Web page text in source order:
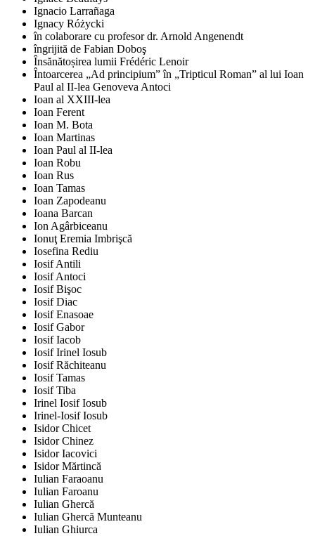
Ignacio Larrañaga
Ignacy Różycki
în colaborare cu profesor dr. Arnold Angenendt
îngrijită de Fabian Doboş
Însănătoșirea lumii Frédéric Lenoir
Întoarcerea „Ad principium” în „Tripticul Roman” al lui Ioan
Paul al II-lea Genoveva Antoci
Ioan al XXIII-lea
Ioan Ferent
Ioan M. Bota
Ioan Martinas
Ioan Paul al II-lea
Ioan Robu
Ioan Rus
Ioan Tamas
Ioan Zapodeanu
Ioana Barcan
Ion Agârbiceanu
Ionuţ Eremia Imbrişcă
Iosefina Rediu
Iosif Antili
Iosif Antoci
Iosif Bişoc
Iosif Diac
Iosif Enasoae
Iosif Gabor
Iosif Iacob
Iosif Irinel Iosub
Iosif Răchiteanu
Iosif Tamas
Iosif Tiba
Irinel Iosif Iosub
Irinel-Iosif Iosub
Isidor Chicet
Isidor Chinez
Isidor Iacovici
Isidor Mărtincă
Iulian Faraoanu
Iulian Faroanu
Iulian Ghercă
Iulian Ghercă Munteanu
Iulian Ghiurca